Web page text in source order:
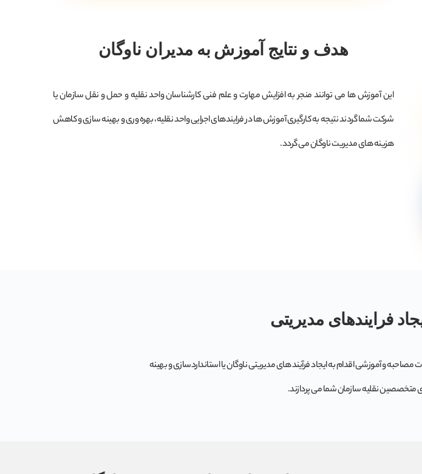
هدف و نتایج آموزش به مدیران ناوگان
این آموزش ها می توانند منجر به افزایش مهارت و علم فنی کارشناسان واحد نقلیه و حمل و نقل سازمان یا
شرکت شما گردند نتیجه به کارگیری آموزش ها در فرایندهای اجرایی واحد نقلیه، بهره وری و بهینه سازی و کاهش
هزینه های مدیریت ناوگان می گردد.
فرایندهای مدیریتی
و آموزشی اقدام به ایجاد فرآیند های مدیریتی ناوگان یا استانداردسازی و بهینه
نقلیه سازمان شما می پردازند.